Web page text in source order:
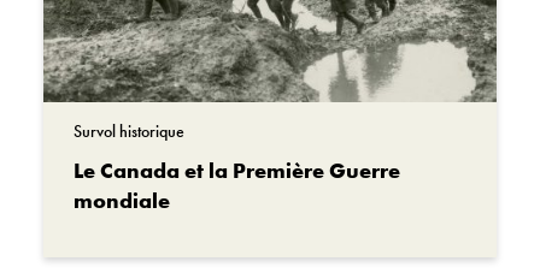
Survol historique
Le Canada et la Première Guerre
mondiale